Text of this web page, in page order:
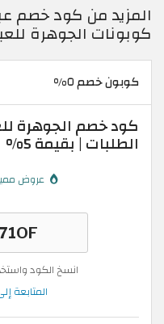
المزيد من كود خصم
كوبونات الجوهرة
كوبون خصم ٥%
كود خصم الجوهرة
الطلبات | بقيمة 5%
عروض
انسخ الكود
المتابعة